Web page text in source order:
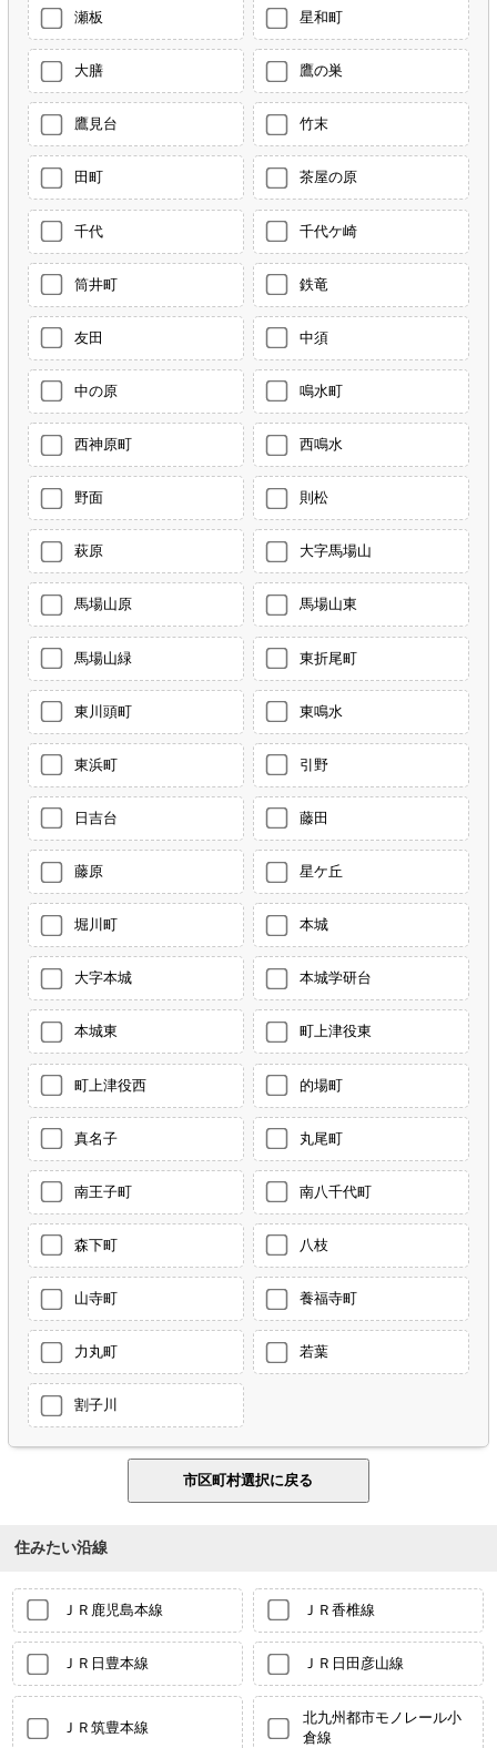
瀬板 星和町
大膳 鷹の巣
鷹見台 竹末
田町 茶屋の原
千代 千代ケ崎
筒井町 鉄竜
友田 中須
中の原 鳴水町
西神原町 西鳴水
野面 則松
萩原 大字馬場山
馬場山原 馬場山東
馬場山緑 東折尾町
東川頭町 東鳴水
東浜町 引野
日吉台 藤田
藤原 星ケ丘
堀川町 本城
大字本城 本城学研台
本城東 町上津役東
町上津役西 的場町
真名子 丸尾町
南王子町 南八千代町
森下町 八枝
山寺町 養福寺町
力丸町 若葉
割子川
住みたい沿線
ＪＲ鹿児島本線 ＪＲ香椎線
ＪＲ日豊本線 ＪＲ日田彦山線
ＪＲ筑豊本線
北九州都市モノレール小
倉線